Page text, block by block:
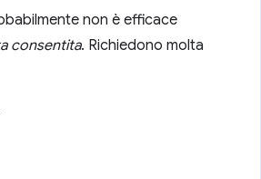
non è efficace
consentita. Richiedono molta